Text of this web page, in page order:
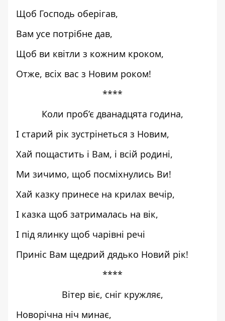
Щоб Господь оберігав,
Вам усе потрібне дав,
Щоб ви квітли з кожним кроком,
Отже, всіх вас з Новим роком!
****
Коли проб’є дванадцята година,
І старий рік зустрінеться з Новим,
Хай пощастить і Вам, і всій родині,
Ми зичимо, щоб посміхнулись Ви!
Хай казку принесе на крилах вечір,
І казка щоб затрималась на вік,
І під ялинку щоб чарівні речі
Приніс Вам щедрий дядько Новий рік!
****
Вітер віє, сніг кружляє,
Новорічна ніч минає,